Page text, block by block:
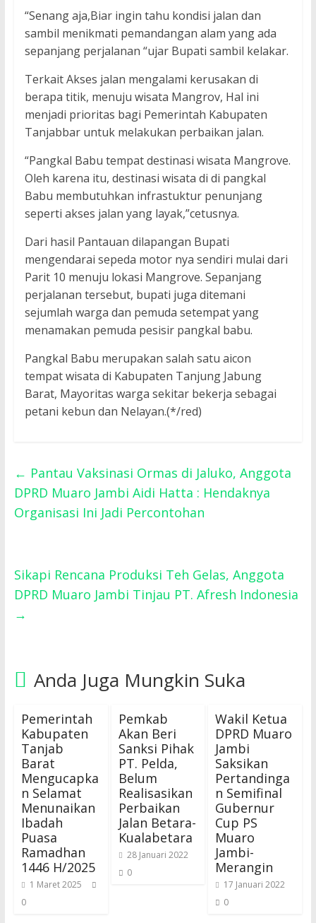
“Senang aja,Biar ingin tahu kondisi jalan dan
sambil menikmati pemandangan alam yang ada
sepanjang perjalanan “ujar Bupati sambil kelakar.
Terkait Akses jalan mengalami kerusakan di
berapa titik, menuju wisata Mangrov, Hal ini
menjadi prioritas bagi Pemerintah Kabupaten
Tanjabbar untuk melakukan perbaikan jalan.
“Pangkal Babu tempat destinasi wisata Mangrove.
Oleh karena itu, destinasi wisata di di pangkal
Babu membutuhkan infrastuktur penunjang
seperti akses jalan yang layak,”cetusnya.
Dari hasil Pantauan dilapangan Bupati
mengendarai sepeda motor nya sendiri mulai dari
Parit 10 menuju lokasi Mangrove. Sepanjang
perjalanan tersebut, bupati juga ditemani
sejumlah warga dan pemuda setempat yang
menamakan pemuda pesisir pangkal babu.
Pangkal Babu merupakan salah satu aicon
tempat wisata di Kabupaten Tanjung Jabung
Barat, Mayoritas warga sekitar bekerja sebagai
petani kebun dan Nelayan.(*/red)
← Pantau Vaksinasi Ormas di Jaluko, Anggota
DPRD Muaro Jambi Aidi Hatta : Hendaknya
Organisasi Ini Jadi Percontohan
Sikapi Rencana Produksi Teh Gelas, Anggota
DPRD Muaro Jambi Tinjau PT. Afresh Indonesia
→
Anda Juga Mungkin Suka
Pemerintah
Kabupaten
Tanjab
Barat
Mengucapka
n Selamat
Menunaikan
Ibadah
Puasa
Ramadhan
1446 H/2025
1 Maret 2025
0
Pemkab
Akan Beri
Sanksi Pihak
PT. Pelda,
Belum
Realisasikan
Perbaikan
Jalan Betara-
Kualabetara
28 Januari 2022
0
Wakil Ketua
DPRD Muaro
Jambi
Saksikan
Pertandinga
n Semifinal
Gubernur
Cup PS
Muaro
Jambi-
Merangin
17 Januari 2022
0